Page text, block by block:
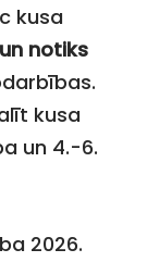
kusa
notiks
kusa
un 4.-6.
2026.